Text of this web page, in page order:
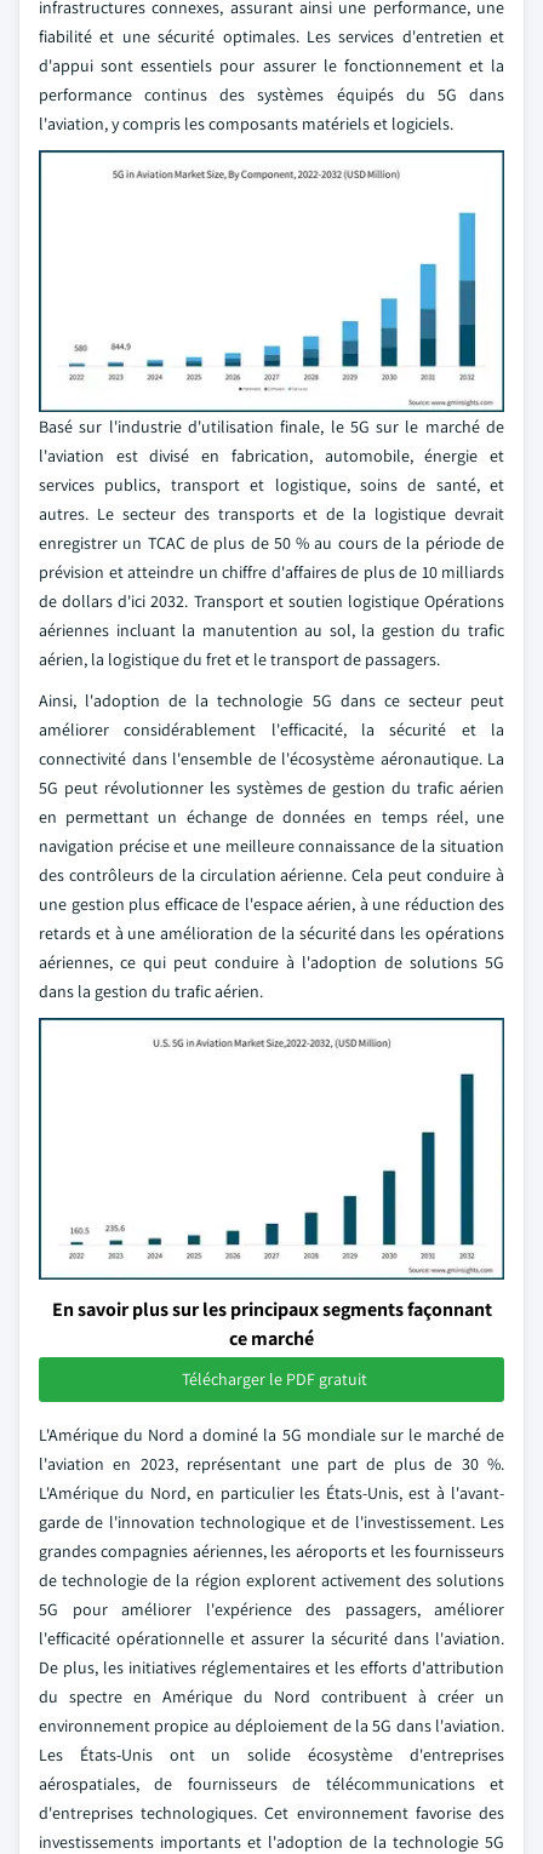
infrastructures connexes, assurant ainsi une performance, une
fiabilité et une sécurité optimales. Les services d'entretien et
d'appui sont essentiels pour assurer le fonctionnement et la
performance continus des systèmes équipés du 5G dans
l'aviation, y compris les composants matériels et logiciels.
Basé sur l'industrie d'utilisation finale, le 5G sur le marché de
l'aviation est divisé en fabrication, automobile, énergie et
services publics, transport et logistique, soins de santé, et
autres. Le secteur des transports et de la logistique devrait
enregistrer un TCAC de plus de 50 % au cours de la période de
prévision et atteindre un chiffre d'affaires de plus de 10 milliards
de dollars d'ici 2032. Transport et soutien logistique Opérations
aériennes incluant la manutention au sol, la gestion du trafic
aérien, la logistique du fret et le transport de passagers.
Ainsi, l'adoption de la technologie 5G dans ce secteur peut
améliorer considérablement l'efficacité, la sécurité et la
connectivité dans l'ensemble de l'écosystème aéronautique. La
5G peut révolutionner les systèmes de gestion du trafic aérien
en permettant un échange de données en temps réel, une
navigation précise et une meilleure connaissance de la situation
des contrôleurs de la circulation aérienne. Cela peut conduire à
une gestion plus efficace de l'espace aérien, à une réduction des
retards et à une amélioration de la sécurité dans les opérations
aériennes, ce qui peut conduire à l'adoption de solutions 5G
dans la gestion du trafic aérien.
En savoir plus sur les principaux segments façonnant
ce marché
Télécharger le PDF gratuit
L'Amérique du Nord a dominé la 5G mondiale sur le marché de
l'aviation en 2023, représentant une part de plus de 30 %.
L'Amérique du Nord, en particulier les États-Unis, est à l'avant-
garde de l'innovation technologique et de l'investissement. Les
grandes compagnies aériennes, les aéroports et les fournisseurs
de technologie de la région explorent activement des solutions
5G pour améliorer l'expérience des passagers, améliorer
l'efficacité opérationnelle et assurer la sécurité dans l'aviation.
De plus, les initiatives réglementaires et les efforts d'attribution
du spectre en Amérique du Nord contribuent à créer un
environnement propice au déploiement de la 5G dans l'aviation.
Les États-Unis ont un solide écosystème d'entreprises
aérospatiales, de fournisseurs de télécommunications et
d'entreprises technologiques. Cet environnement favorise des
investissements importants et l'adoption de la technologie 5G